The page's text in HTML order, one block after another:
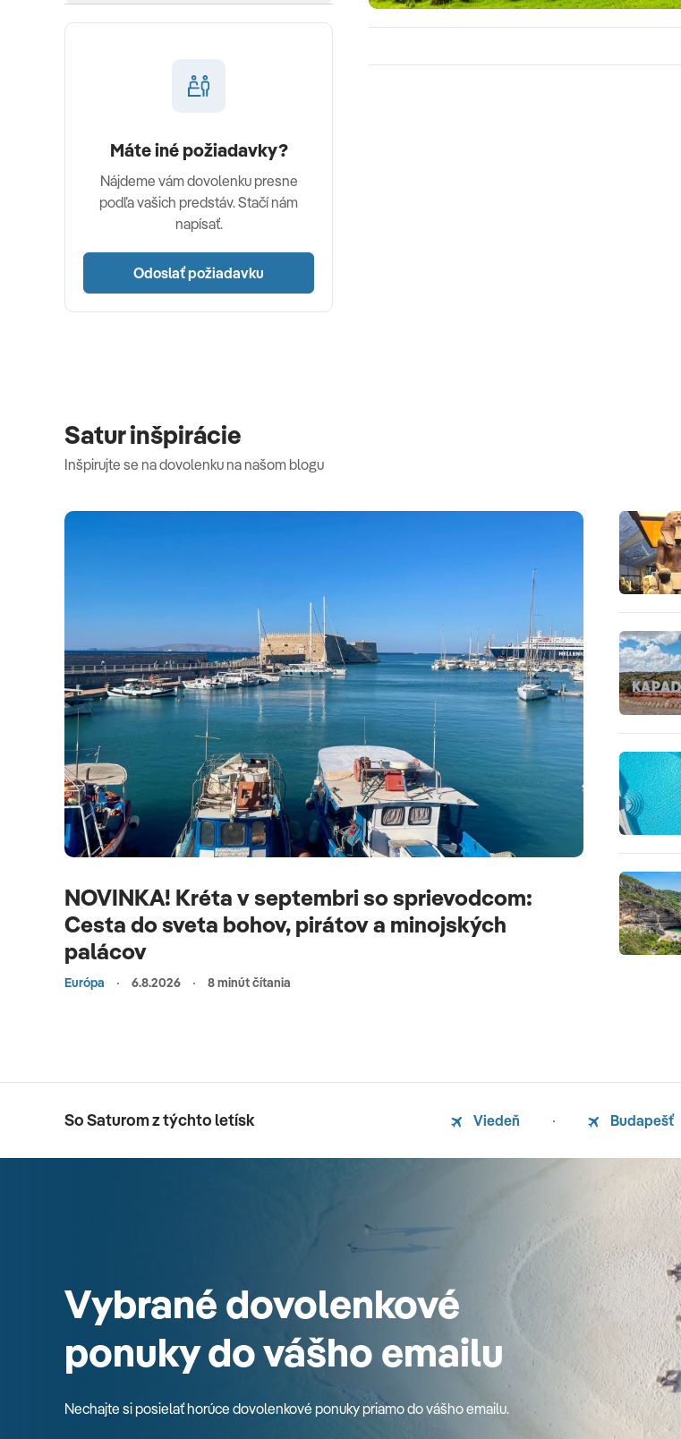
Máte iné požiadavky?
Nájdeme vám dovolenku presne
podľa vašich predstáv. Stačí nám
napísať.
Odoslať požiadavku
Satur inšpirácie
Inšpirujte se na dovolenku na našom blogu
NOVINKA! Kréta v septembri so sprievodcom:
Cesta do sveta bohov, pirátov a minojských
palácov
Európa 6.8.2026 8 minút čítania
So Saturom z týchto letísk Viedeň Budapešť
Vybrané dovolenkové
ponuky do vášho emailu
Nechajte si posielať horúce dovolenkové ponuky priamo do vášho emailu.